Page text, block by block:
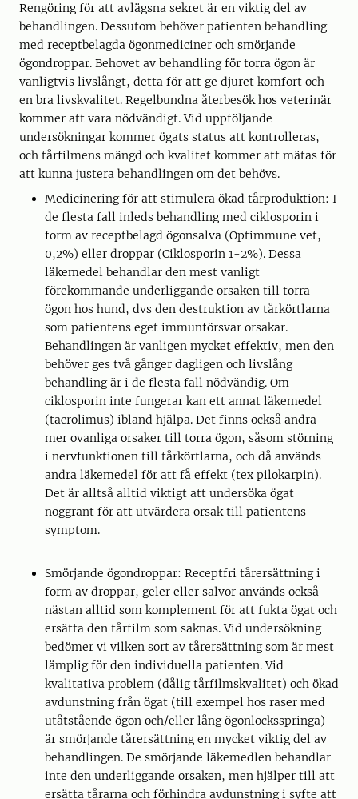
Rengöring för att avlägsna sekret är en viktig del av
behandlingen. Dessutom behöver patienten behandling
med receptbelagda ögonmediciner och smörjande
ögondroppar. Behovet av behandling för torra ögon är
vanligtvis livslångt, detta för att ge djuret komfort och
en bra livskvalitet. Regelbundna återbesök hos veterinär
kommer att vara nödvändigt. Vid uppföljande
undersökningar kommer ögats status att kontrolleras,
och tårfilmens mängd och kvalitet kommer att mätas för
att kunna justera behandlingen om det behövs.
Medicinering för att stimulera ökad tårproduktion: I
de flesta fall inleds behandling med ciklosporin i
form av receptbelagd ögonsalva (Optimmune vet,
0,2%) eller droppar (Ciklosporin 1-2%). Dessa
läkemedel behandlar den mest vanligt
förekommande underliggande orsaken till torra
ögon hos hund, dvs den destruktion av tårkörtlarna
som patientens eget immunförsvar orsakar.
Behandlingen är vanligen mycket effektiv, men den
behöver ges två gånger dagligen och livslång
behandling är i de flesta fall nödvändig. Om
ciklosporin inte fungerar kan ett annat läkemedel
(tacrolimus) ibland hjälpa. Det finns också andra
mer ovanliga orsaker till torra ögon, såsom störning
i nervfunktionen till tårkörtlarna, och då används
andra läkemedel för att få effekt (tex pilokarpin).
Det är alltså alltid viktigt att undersöka ögat
noggrant för att utvärdera orsak till patientens
symptom.
Smörjande ögondroppar: Receptfri tårersättning i
form av droppar, geler eller salvor används också
nästan alltid som komplement för att fukta ögat och
ersätta den tårfilm som saknas. Vid undersökning
bedömer vi vilken sort av tårersättning som är mest
lämplig för den individuella patienten. Vid
kvalitativa problem (dålig tårfilmskvalitet) och ökad
avdunstning från ögat (till exempel hos raser med
utåtstående ögon och/eller lång ögonlocksspringa)
är smörjande tårersättning en mycket viktig del av
behandlingen. De smörjande läkemedlen behandlar
inte den underliggande orsaken, men hjälper till att
ersätta tårarna och förhindra avdunstning i syfte att